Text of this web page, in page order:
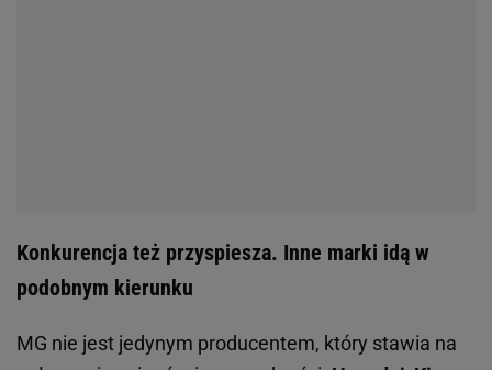
Konkurencja też przyspiesza. Inne marki idą w
podobnym kierunku
MG nie jest jedynym producentem, który stawia na